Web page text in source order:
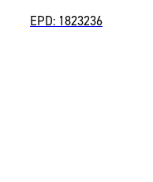
EPD: 1823236